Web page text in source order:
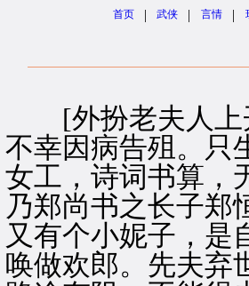
首页 | 武侠 | 言情 |
[外扮老夫人上
不幸因病告殂。只
女工，诗词书算，
乃郑尚书之长子郑
又有个小妮子，是
唤做欢郎。先夫弃